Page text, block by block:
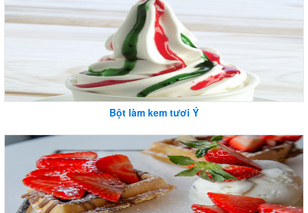
Bột làm kem tươi Ý